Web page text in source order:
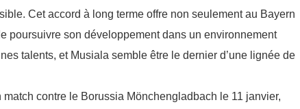
Cet accord à long terme offre non seulement au Bayern
poursuivre son développement dans un environnement
talents, et Musiala semble être le dernier d’une lignée de
contre le Borussia Mönchengladbach le 11 janvier,